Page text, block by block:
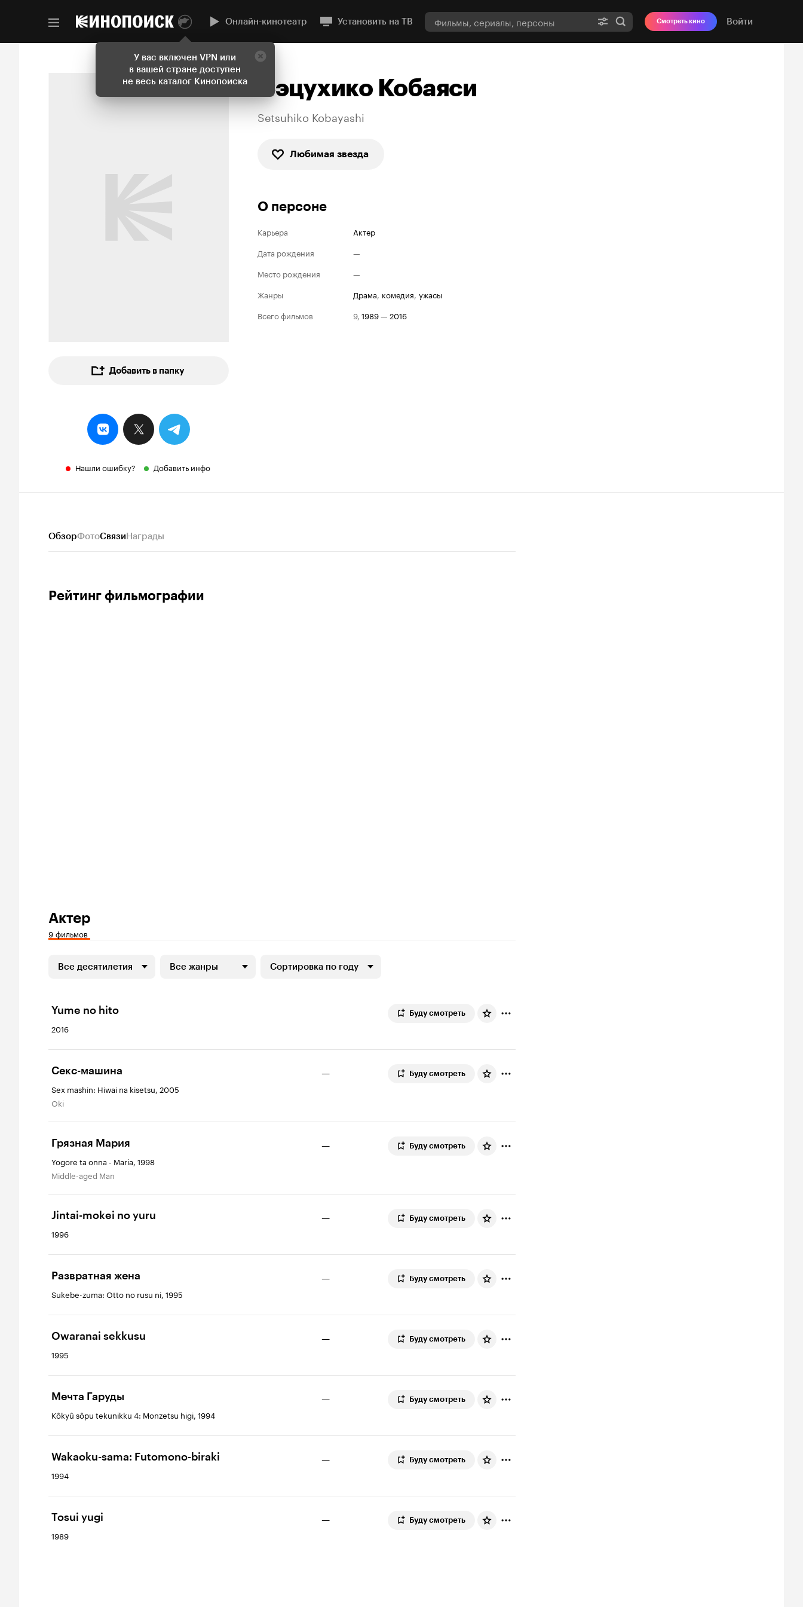
У вас включен VPN или
в вашей стране доступен
не весь каталог Кинопоиска
Онлайн-кинотеатр Установить на ТВ Смотреть кино Войти
Добавить в папку
Нашли ошибку? Добавить инфо
Сэцухико Кобаяси
Setsuhiko Kobayashi
Любимая звезда
О персоне
Карьера
Актер
Дата рождения
—
Место рождения
—
Жанры
драма, комедия, ужасы
Всего фильмов
9, 1989— 2016
ОбзорФотоСвязиНаграды
Рейтинг фильмографии
Актер
9 фильмов
Все десятилетия Все жанры Сортировка по году
Yume no hito
2016
Буду смотреть
Секс-машина
Sex mashin: Hiwai na kisetsu, 2005
Oki
— Буду смотреть
Грязная Мария
Yogore ta onna - Maria, 1998
Middle-aged Man
— Буду смотреть
Jintai-mokei no yuru
1996
— Буду смотреть
Развратная жена
Sukebe-zuma: Otto no rusu ni, 1995
— Буду смотреть
Owaranai sekkusu
1995
— Буду смотреть
Мечта Гаруды
Kôkyû sôpu tekunikku 4: Monzetsu higi, 1994
— Буду смотреть
Wakaoku-sama: Futomono-biraki
1994
— Буду смотреть
Tosui yugi
1989
— Буду смотреть